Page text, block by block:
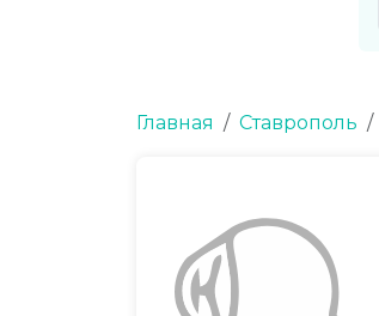
Главная Ставрополь